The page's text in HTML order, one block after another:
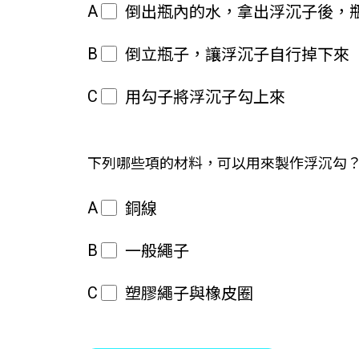
A 倒出瓶內的水，拿出浮沉子後，
B 倒立瓶子，讓浮沉子自行掉下來
C 用勾子將浮沉子勾上來
下列哪些項的材料，可以用來製作浮沉勾？
A 銅線
B 一般繩子
C 塑膠繩子與橡皮圈